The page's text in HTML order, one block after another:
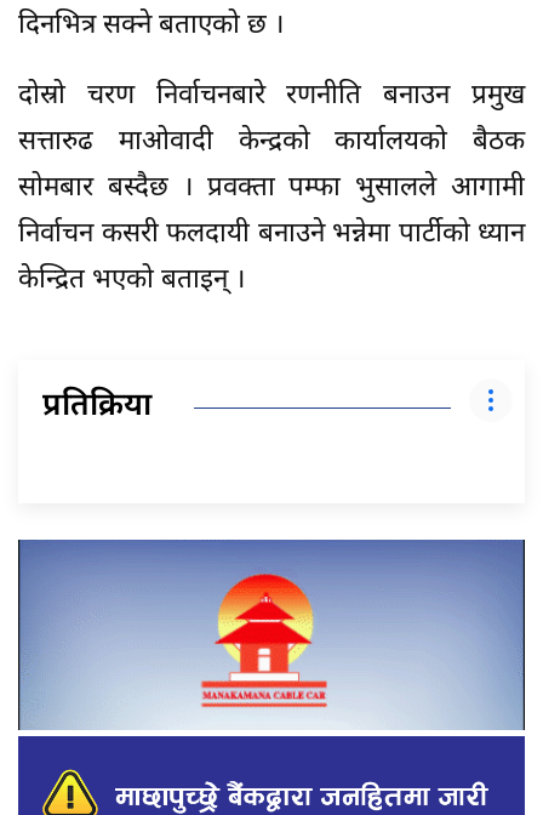
दिनभित्र सक्ने बताएको छ ।
दोस्रो चरण निर्वाचनबारे रणनीति बनाउन प्रमुख
सत्तारुढ माओवादी केन्द्रको कार्यालयको बैठक
सोमबार बस्दैछ । प्रवक्ता पम्फा भुसालले आगामी
निर्वाचन कसरी फलदायी बनाउने भन्नेमा पार्टीको ध्यान
केन्द्रित भएको बताइन् ।
प्रतिक्रिया